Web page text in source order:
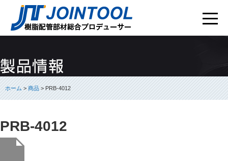
ホーム>商品> PRB-4012
PRB-4012